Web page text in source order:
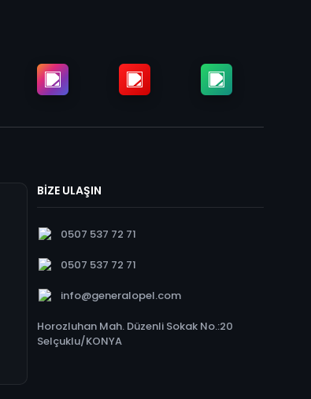
BİZE ULAŞIN
0507 537 72 71
0507 537 72 71
info@generalopel.com
Horozluhan Mah. Düzenli Sokak No.:20
Selçuklu/KONYA